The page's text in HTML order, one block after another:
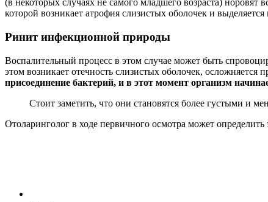
(в некоторых случаях не самого младшего возраста)
которой возникает атрофия слизистых оболочек и
Ринит инфекционной природы
Воспалительный процесс в этом случае может быть
этом возникает отечность слизистых оболочек,
присоединение бактерий, и в этот момент организм
Стоит заметить, что они становятся более густыми и
Отоларинголог в ходе первичного осмотра может определить